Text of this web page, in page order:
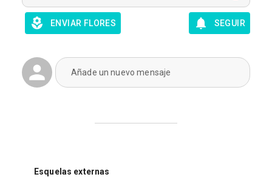
ENVIAR FLORES SEGUIR
Añade un nuevo mensaje
Esquelas externas